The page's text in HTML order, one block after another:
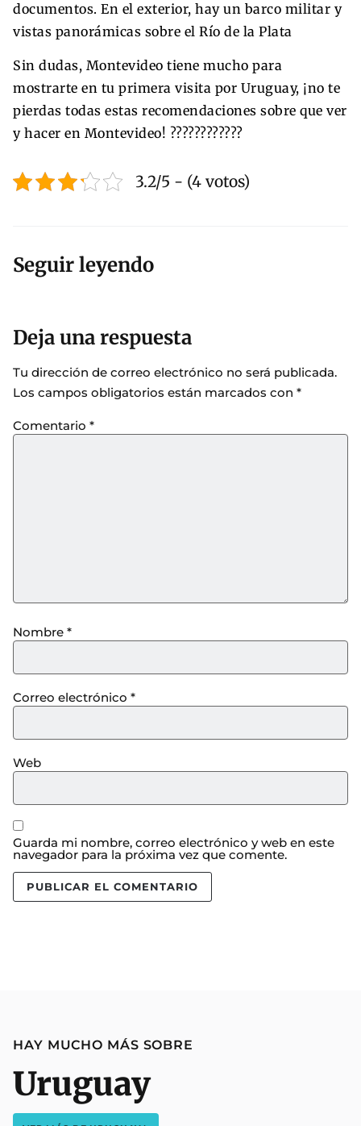
documentos. En el exterior, hay un barco militar y
vistas panorámicas sobre el Río de la Plata
Sin dudas, Montevideo tiene mucho para
mostrarte en tu primera visita por Uruguay, ¡no te
pierdas todas estas recomendaciones sobre que ver
y hacer en Montevideo! ????????????
3.2/5 - (4 votos)
Seguir leyendo
Deja una respuesta
Tu dirección de correo electrónico no será publicada.
Los campos obligatorios están marcados con *
Comentario *
Nombre *
Correo electrónico *
Web
Guarda mi nombre, correo electrónico y web en este
navegador para la próxima vez que comente.
HAY MUCHO MÁS SOBRE
Uruguay